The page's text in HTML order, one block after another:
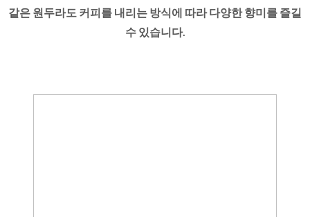
같은 원두라도 커피를 내리는 방식에 따라 다양한 향미를 즐길
수 있습니다.